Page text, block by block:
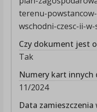
terenu-
wschodni-czesc-ii-
Czy dokument jest
Tak
Numery kart
11/2024
Data